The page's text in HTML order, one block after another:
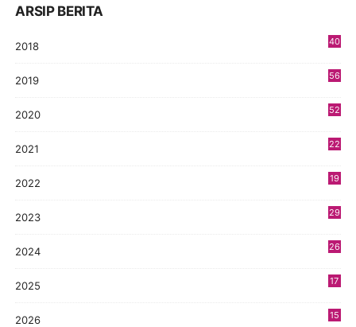
ARSIP BERITA
2018
40
2019
56
2020
52
2021
22
2022
19
2023
29
2024
26
2025
17
2026
15